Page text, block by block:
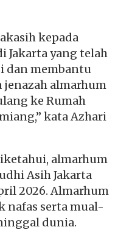
kepada
Jakarta yang telah
dan membantu
jenazah almarhum
ke Rumah
kata Azhari
almarhum
Asih Jakarta
2026. Almarhum
nafas serta mual-
dunia.